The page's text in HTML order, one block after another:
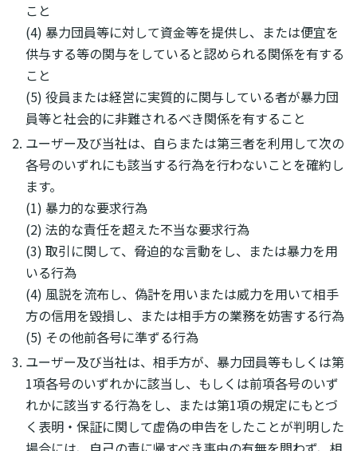
こと
(4) 暴力団員等に対して資金等を提供し、または便宜を
供与する等の関与をしていると認められる関係を有する
こと
(5) 役員または経営に実質的に関与している者が暴力団
員等と社会的に非難されるべき関係を有すること
ユーザー及び当社は、自らまたは第三者を利用して次の
各号のいずれにも該当する行為を行わないことを確約し
ます。
(1) 暴力的な要求行為
(2) 法的な責任を超えた不当な要求行為
(3) 取引に関して、脅迫的な言動をし、または暴力を用
いる行為
(4) 風説を流布し、偽計を用いまたは威力を用いて相手
方の信用を毀損し、または相手方の業務を妨害する行為
(5) その他前各号に準ずる行為
ユーザー及び当社は、相手方が、暴力団員等もしくは第
1項各号のいずれかに該当し、もしくは前項各号のいず
れかに該当する行為をし、または第1項の規定にもとづ
く表明・保証に関して虚偽の申告をしたことが判明した